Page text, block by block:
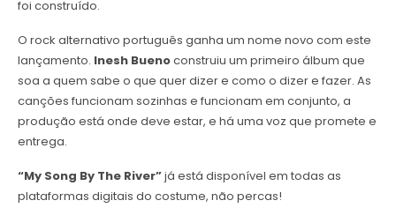
foi construído.
O rock alternativo português ganha um nome novo com este
lançamento. Inesh Buenoconstruiu um primeiro álbum que
soa a quem sabe o que quer dizer e como o dizer e fazer. As
canções funcionam sozinhas e funcionam em conjunto, a
produção está onde deve estar, e há uma voz que promete e
entrega.
“My Song By The River”já está disponível em todas as
plataformas digitais do costume, não percas!